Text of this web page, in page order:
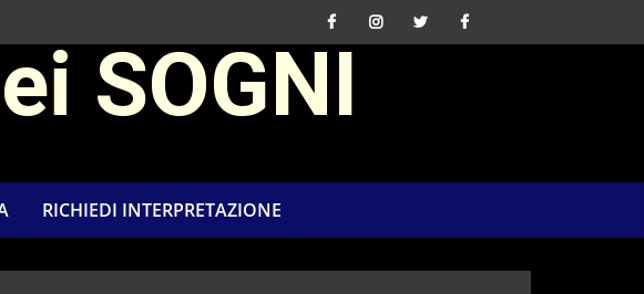
SOGNI
RICHIEDI INTERPRETAZIONE